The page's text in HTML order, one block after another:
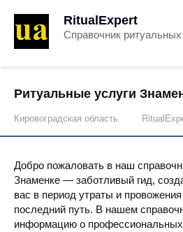
RitualExpert
Справочник ритуальных
Ритуальные услуги
Кировоградская область
Добро пожаловать в наш
Знаменке — заботливый гид,
вас в период утраты и
последний путь. В нашем
информацию о